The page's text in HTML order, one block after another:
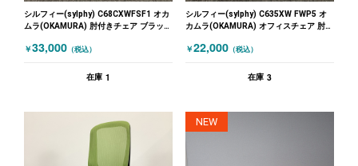
シルフィー(sylphy) C68CXWFSF1 オカ
ムラ(OKAMURA) 肘付きチェア ブラック
￥33,000 （税込）
在庫 1
シルフィー(sylphy) C635XW FWP5 オ
カムラ(OKAMURA) オフィスチェア 肘無
￥22,000 （税込）
在庫 3
NEW